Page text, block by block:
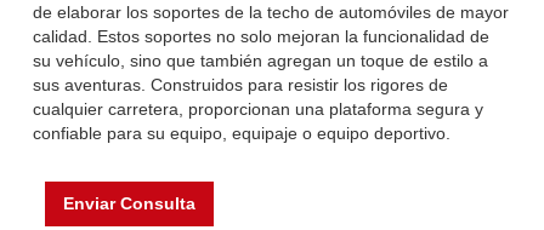
de elaborar los soportes de la techo de automóviles de mayor
calidad. Estos soportes no solo mejoran la funcionalidad de
su vehículo, sino que también agregan un toque de estilo a
sus aventuras. Construidos para resistir los rigores de
cualquier carretera, proporcionan una plataforma segura y
confiable para su equipo, equipaje o equipo deportivo.
Enviar Consulta